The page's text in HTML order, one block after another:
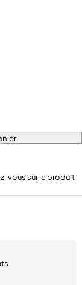
vous sur le produit